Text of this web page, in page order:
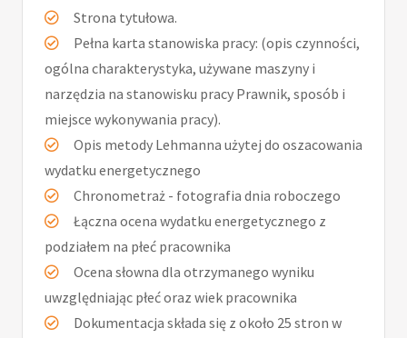
Strona tytułowa.
Pełna karta stanowiska pracy: (opis czynności,
ogólna charakterystyka, używane maszyny i
narzędzia na stanowisku pracy Prawnik, sposób i
miejsce wykonywania pracy).
Opis metody Lehmanna użytej do oszacowania
wydatku energetycznego
Chronometraż - fotografia dnia roboczego
Łączna ocena wydatku energetycznego z
podziałem na płeć pracownika
Ocena słowna dla otrzymanego wyniku
uwzględniając płeć oraz wiek pracownika
Dokumentacja składa się z około 25 stron w